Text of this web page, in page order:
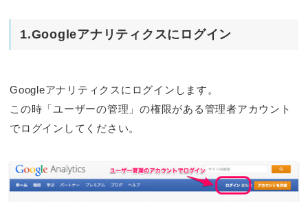
1.Googleアナリティクスにログイン
Googleアナリティクスにログインします。
この時「ユーザーの管理」の権限がある管理者アカウント
でログインしてください。